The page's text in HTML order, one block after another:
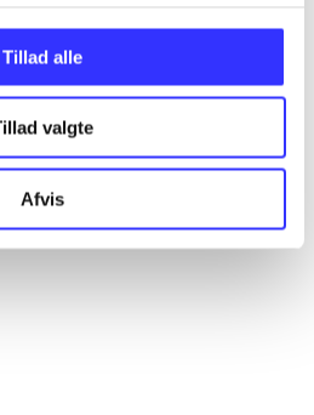
Tillad alle
valgte
Afvis
fordelt på udgivelser